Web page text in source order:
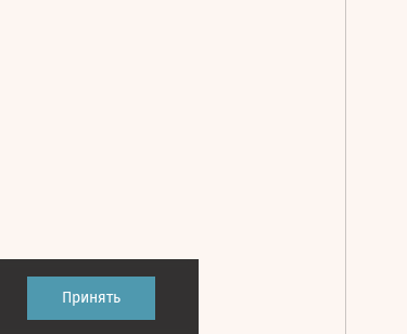
Принять